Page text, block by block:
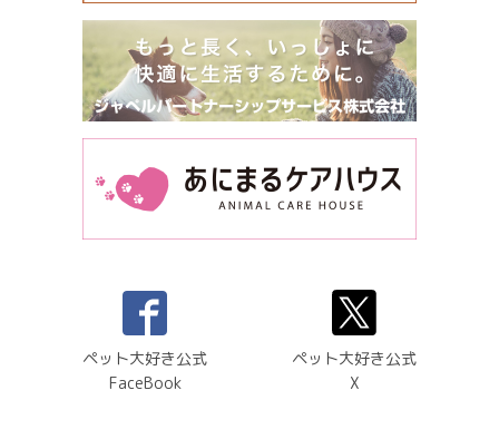
ペット大好き公式
FaceBook
ペット大好き公式
X